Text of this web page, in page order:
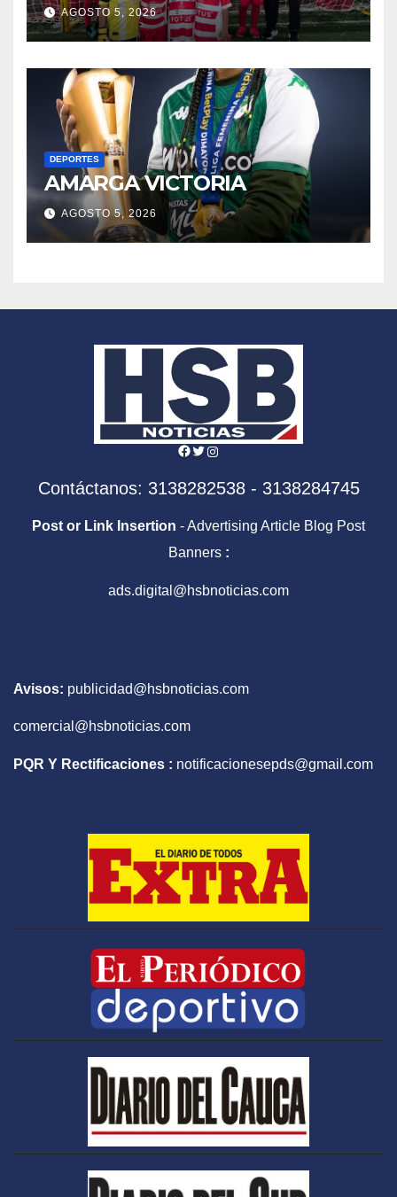
AGOSTO 5, 2026
DEPORTES
AMARGA VICTORIA
AGOSTO 5, 2026
Facebook
Twitter
Instagram
Contáctanos: 3138282538 - 3138284745
Post or Link Insertion - Advertising Article Blog Post
Banners :
ads.digital@hsbnoticias.com
Avisos: publicidad@hsbnoticias.com
comercial@hsbnoticias.com
PQR Y Rectificaciones : notificacionesepds@gmail.com